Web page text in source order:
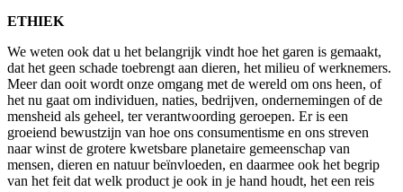
ETHIEK
We weten ook dat u het belangrijk vindt hoe het garen is gemaakt,
dat het geen schade toebrengt aan dieren, het milieu of werknemers.
Meer dan ooit wordt onze omgang met de wereld om ons heen, of
het nu gaat om individuen, naties, bedrijven, ondernemingen of de
mensheid als geheel, ter verantwoording geroepen. Er is een
groeiend bewustzijn van hoe ons consumentisme en ons streven
naar winst de grotere kwetsbare planetaire gemeenschap van
mensen, dieren en natuur beïnvloeden, en daarmee ook het begrip
van het feit dat welk product je ook in je hand houdt, het een reis